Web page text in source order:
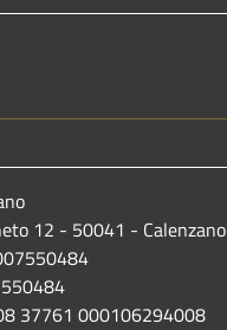
12 - 50041 - Calenzano
37761 000106294008